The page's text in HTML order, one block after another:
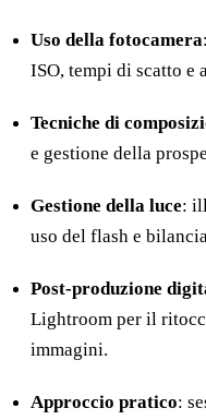
Uso della fotocamera
ISO, tempi di scatto e
Tecniche di
e gestione della
Gestione della luce:
uso del flash e
Post-produzione
Lightroom per il
immagini.
Approccio pratico: